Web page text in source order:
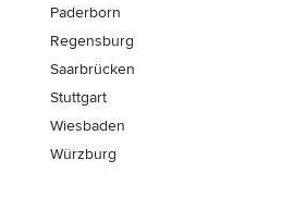
Paderborn
Regensburg
Saarbrücken
Stuttgart
Wiesbaden
Würzburg